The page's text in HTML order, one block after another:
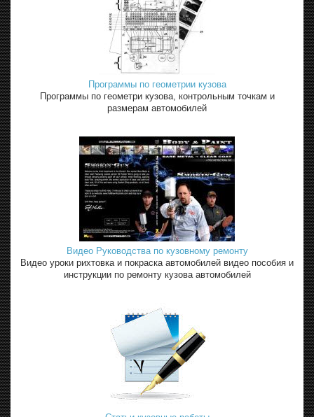
Программы по геометрии кузова
Программы по геометри кузова, контрольным точкам и
размерам автомобилей
Видео Руководства по кузовному ремонту
Видео уроки рихтовка и покраска автомобилей видео пособия и
инструкции по ремонту кузова автомобилей